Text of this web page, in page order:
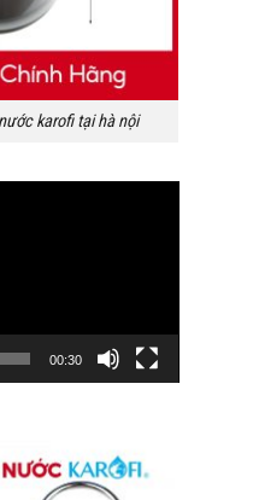
karofi tại hà nội
00:30